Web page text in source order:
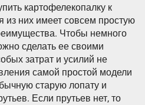
картофелекопалку к
из них имеет совсем простую
Чтобы немного
сделать ее своими
затрат и усилий не
самой простой модели
старую лопату и
Если прутьев нет, то